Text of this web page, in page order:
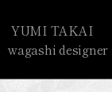
YUMI TAKAI
wagashi designer